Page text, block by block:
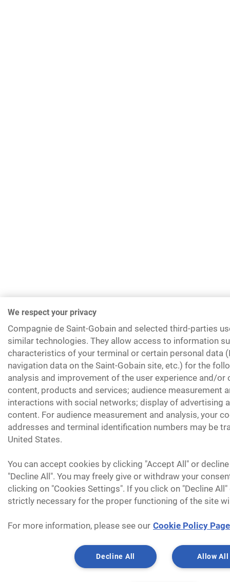
We respect your privacy
Compagnie de Saint-Gobain and selected third-parties
similar technologies. They allow access to information
characteristics of your terminal or certain personal data
navigation data on the Saint-Gobain site, etc.) for the
analysis and improvement of the user experience and/or
content, products and services; audience measurement
interactions with social networks; display of advertising
content. For audience measurement and analysis, your
addresses and terminal identification numbers may be
United States.
You can accept cookies by clicking "Accept All" or
"Decline All". You may freely give or withdraw your
clicking on "Cookies Settings". If you click on "Decline
strictly necessary for the proper functioning of the site
For more information, please see our Cookie Policy Page
Allow All
Decline All